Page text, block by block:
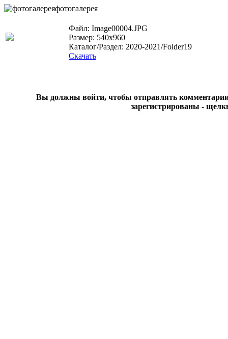
фотогалерея
Файл: Image00004.JPG
Размер: 540x960
Каталог/Раздел: 2020-2021/Folder19
Скачать
Вы должны войти, чтобы отправлять комментарии
зарегистрированы -